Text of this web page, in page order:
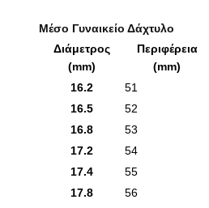
Μέσο Γυναικείο Δάχτυλο
Διάμετρος
(mm)
Περιφέρεια
(mm)
16.2
51
16.5
52
16.8
53
17.2
54
17.4
55
17.8
56